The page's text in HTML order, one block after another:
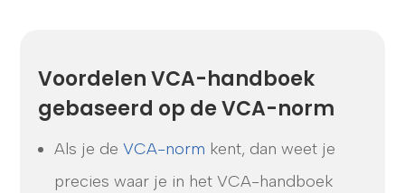
Voordelen VCA-handboek
gebaseerd op de VCA-norm
Als je deVCA-norm kent, dan weet je
precies waar je in het VCA-handboek